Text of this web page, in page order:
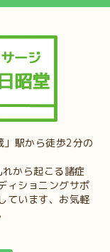
」駅から徒歩2分の
から起こる諸症
ィショニングサポ
ています、お気軽